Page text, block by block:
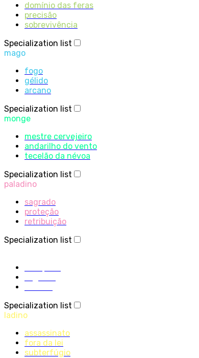
domínio das feras
precisão
sobrevivência
Specialization list
mago
fogo
gélido
arcano
Specialization list
monge
mestre cervejeiro
andarilho do vento
tecelão da névoa
Specialization list
paladino
sagrado
proteção
retribuição
Specialization list
Specialization list
ladino
assassinato
fora da lei
subterfúgio